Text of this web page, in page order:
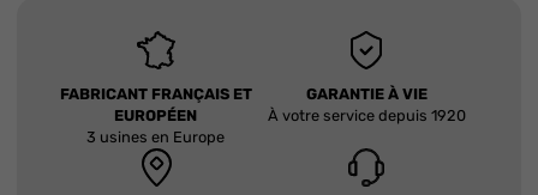
FABRICANT FRANÇAIS ET
EUROPÉEN
3 usines en Europe
GARANTIE À VIE
À votre service depuis 1920